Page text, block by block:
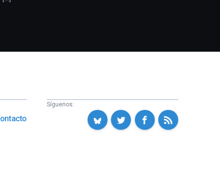
Síguenos: